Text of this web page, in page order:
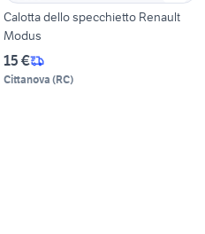
Calotta dello specchietto Renault
Modus
15 €
Cittanova (RC)